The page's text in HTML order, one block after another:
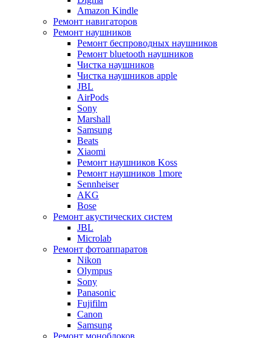
Amazon Kindle
Ремонт навигаторов
Ремонт наушников
Ремонт беспроводных наушников
Ремонт bluetooth наушников
Чистка наушников
Чистка наушников apple
JBL
AirPods
Sony
Marshall
Samsung
Beats
Xiaomi
Ремонт наушников Koss
Ремонт наушников 1more
Sennheiser
AKG
Bose
Ремонт акустических систем
JBL
Microlab
Ремонт фотоаппаратов
Nikon
Olympus
Sony
Panasonic
Fujifilm
Canon
Samsung
Ремонт моноблоков